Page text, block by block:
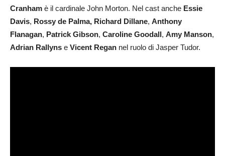
Cranham è il cardinale John Morton. Nel cast anche Essie
Davis, Rossy de Palma, Richard Dillane, Anthony
Flanagan, Patrick Gibson, Caroline Goodall, Amy Manson,
Adrian Rallyns e Vicent Regan nel ruolo di Jasper Tudor.